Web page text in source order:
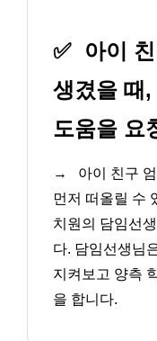
✅
아이
생겼을 때,
도움을 요
→
아이 친구
먼저 떠올릴 수
치원의 담임선
다. 담임선생님
지켜보고 양측
을 합니다.